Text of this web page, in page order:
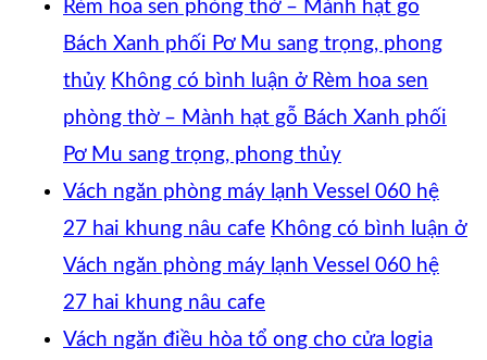
Rèm hoa sen phòng thờ – Mành hạt gỗ
Bách Xanh phối Pơ Mu sang trọng, phong
thủy Không có bình luận ở Rèm hoa sen
phòng thờ – Mành hạt gỗ Bách Xanh phối
Pơ Mu sang trọng, phong thủy
Vách ngăn phòng máy lạnh Vessel 060 hệ
27 hai khung nâu cafe Không có bình luận ở
Vách ngăn phòng máy lạnh Vessel 060 hệ
27 hai khung nâu cafe
Vách ngăn điều hòa tổ ong cho cửa logia